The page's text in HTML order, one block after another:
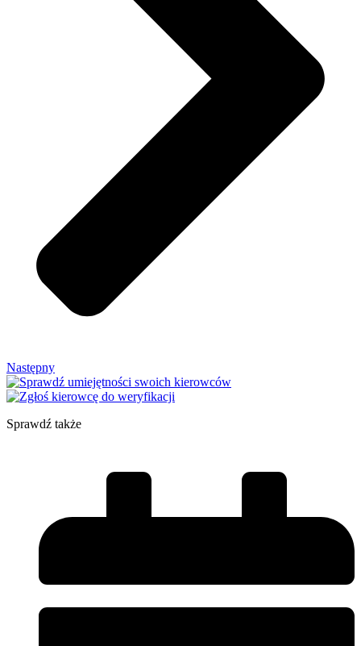
Następny
Sprawdź także